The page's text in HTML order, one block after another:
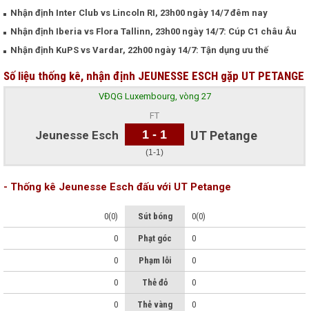
Nhận định Inter Club vs Lincoln RI, 23h00 ngày 14/7 đêm nay
Nhận định Iberia vs Flora Tallinn, 23h00 ngày 14/7: Cúp C1 châu Âu
Nhận định KuPS vs Vardar, 22h00 ngày 14/7: Tận dụng ưu thế
Số liệu thống kê, nhận định JEUNESSE ESCH gặp UT PETANGE
VĐQG Luxembourg, vòng 27
Jeunesse Esch
FT
1 - 1
(1-1)
UT Petange
- Thống kê Jeunesse Esch đấu với UT Petange
0(0) Sút bóng 0(0)
0 Phạt góc 0
0 Phạm lỗi 0
0 Thẻ đỏ 0
0 Thẻ vàng 0